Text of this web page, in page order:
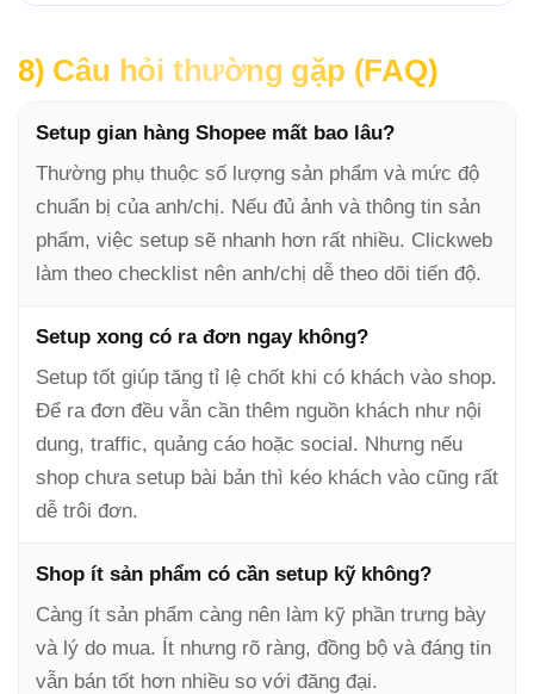
8) Câu hỏi thường gặp (FAQ)
Setup gian hàng Shopee mất bao lâu?
Thường phụ thuộc số lượng sản phẩm và mức độ
chuẩn bị của anh/chị. Nếu đủ ảnh và thông tin sản
phẩm, việc setup sẽ nhanh hơn rất nhiều. Clickweb
làm theo checklist nên anh/chị dễ theo dõi tiến độ.
Setup xong có ra đơn ngay không?
Setup tốt giúp tăng tỉ lệ chốt khi có khách vào shop.
Để ra đơn đều vẫn cần thêm nguồn khách như nội
dung, traffic, quảng cáo hoặc social. Nhưng nếu
shop chưa setup bài bản thì kéo khách vào cũng rất
dễ trôi đơn.
Shop ít sản phẩm có cần setup kỹ không?
Càng ít sản phẩm càng nên làm kỹ phần trưng bày
và lý do mua. Ít nhưng rõ ràng, đồng bộ và đáng tin
vẫn bán tốt hơn nhiều so với đăng đại.